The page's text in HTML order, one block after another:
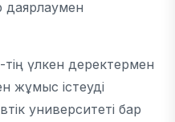
даярлаумен
үлкен деректермен
жұмыс істеуді
университеті бар